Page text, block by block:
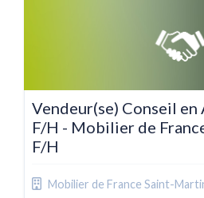
Vendeur(se) Conseil
F/H - Mobilier de
F/H
Mobilier de France Saint-